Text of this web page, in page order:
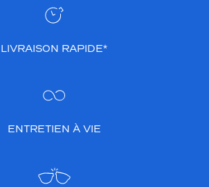
LIVRAISON RAPIDE*
ENTRETIEN À VIE